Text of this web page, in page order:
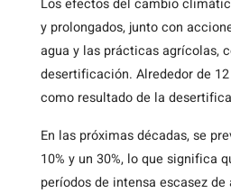
Los efectos del cambio
y prolongados, junto con
agua y las prácticas agrícolas,
desertificación. Alrededor de
como resultado de la
En las próximas décadas, se
10% y un 30%, lo que significa
períodos de intensa escasez